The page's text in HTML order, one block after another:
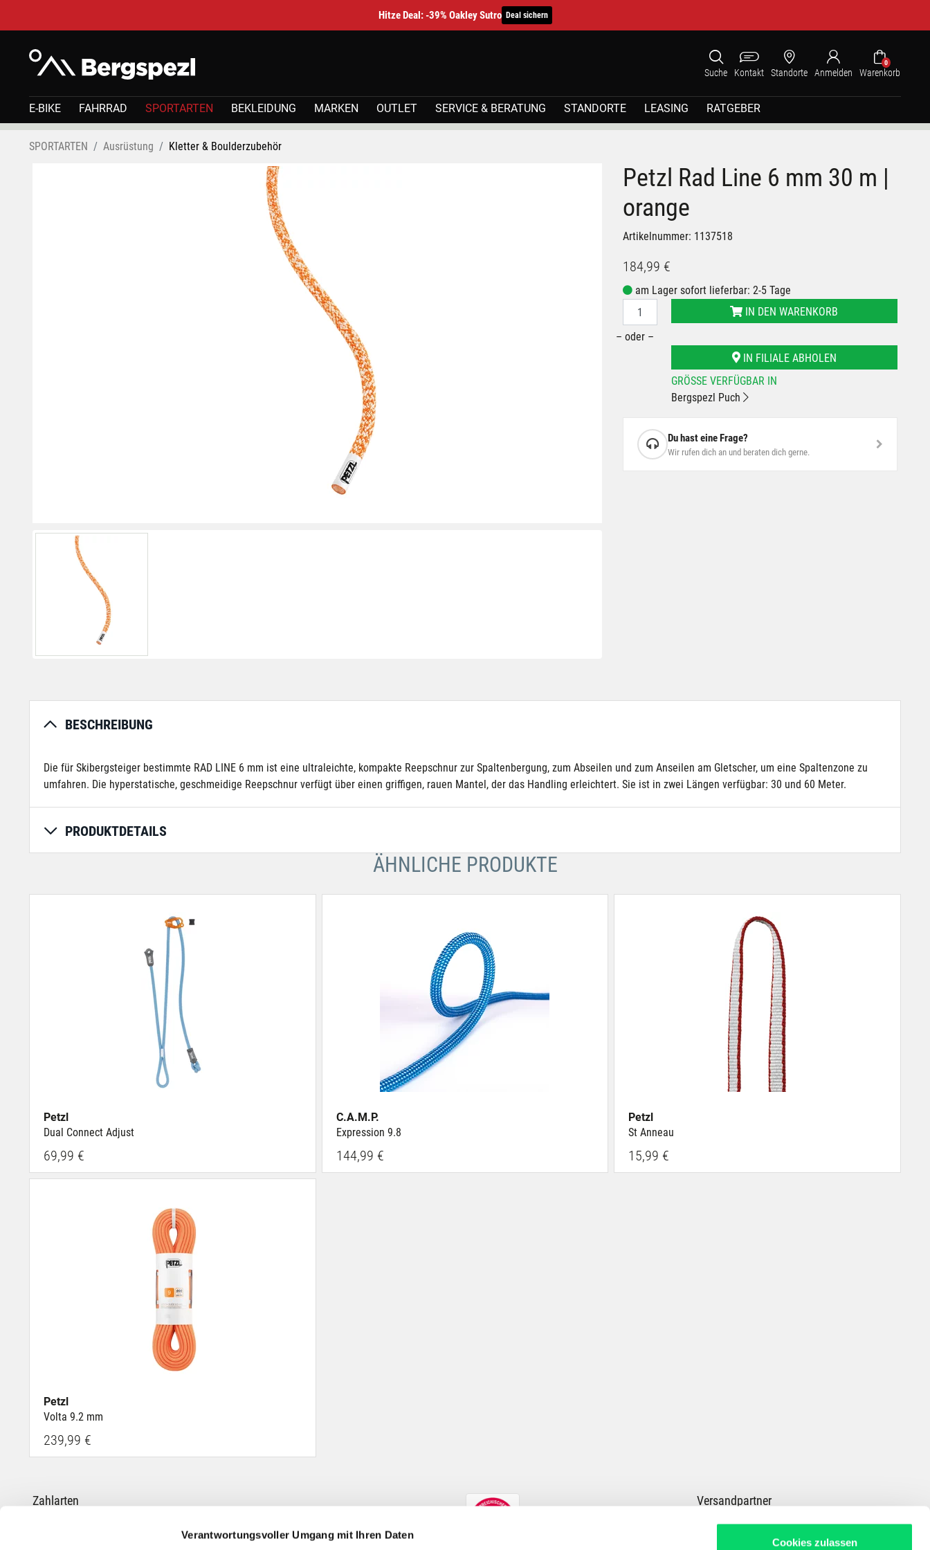
Verantwortungsvoller Umgang mit Ihren Daten
Cookies zulassen
Hitze Deal: -39% Oakley Sutro Deal sichern
Suche Kontakt Standorte Anmelden
0
Warenkorb
E-BIKE FAHRRAD SPORTARTEN BEKLEIDUNG MARKEN OUTLET SERVICE & BERATUNG STANDORTE LEASING RATGEBER
SPORTARTEN Ausrüstung Kletter & Boulderzubehör
Petzl Rad Line 6 mm 30 m |
orange
Artikelnummer: 1137518
184,99 €
am Lager sofort lieferbar: 2-5 Tage
IN DEN WARENKORB
– oder –
IN FILIALE ABHOLEN
GRÖSSE VERFÜGBAR IN
Bergspezl Puch
Du hast eine Frage?
Wir rufen dich an und beraten dich gerne.
BESCHREIBUNG
Die für Skibergsteiger bestimmte RAD LINE 6 mm ist eine ultraleichte, kompakte Reepschnur zur Spaltenbergung, zum Abseilen und zum Anseilen am Gletscher, um eine Spaltenzone zu
umfahren. Die hyperstatische, geschmeidige Reepschnur verfügt über einen griffigen, rauen Mantel, der das Handling erleichtert. Sie ist in zwei Längen verfügbar: 30 und 60 Meter.
PRODUKTDETAILS
ÄHNLICHE PRODUKTE
Petzl
Dual Connect Adjust
69,99 €
C.A.M.P.
Expression 9.8
144,99 €
Petzl
St Anneau
15,99 €
Petzl
Volta 9.2 mm
239,99 €
Zahlarten Versandpartner